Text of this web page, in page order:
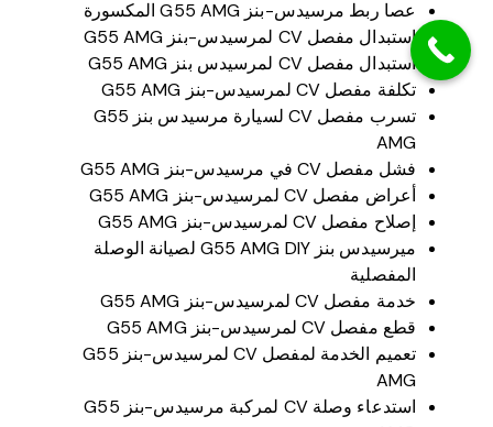
عصا ربط مرسيدس-بنز G55 AMG المكسورة
استبدال مفصل CV لمرسيدس-بنز G55 AMG
استبدال مفصل CV لمرسيدس بنز G55 AMG
تكلفة مفصل CV لمرسيدس-بنز G55 AMG
تسرب مفصل CV لسيارة مرسيدس بنز G55
AMG
فشل مفصل CV في مرسيدس-بنز G55 AMG
أعراض مفصل CV لمرسيدس-بنز G55 AMG
إصلاح مفصل CV لمرسيدس-بنز G55 AMG
ميرسيدس بنز G55 AMG DIY لصيانة الوصلة
المفصلية
خدمة مفصل CV لمرسيدس-بنز G55 AMG
قطع مفصل CV لمرسيدس-بنز G55 AMG
تعميم الخدمة لمفصل CV لمرسيدس-بنز G55
AMG
استدعاء وصلة CV لمركبة مرسيدس-بنز G55